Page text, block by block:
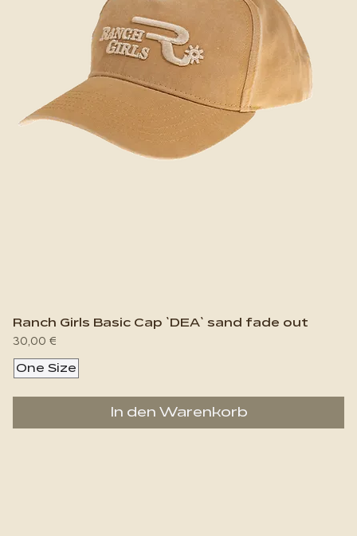
Ranch Girls Basic Cap `DEA` sand fade out
Preis
30,00 €
One Size
In den Warenkorb